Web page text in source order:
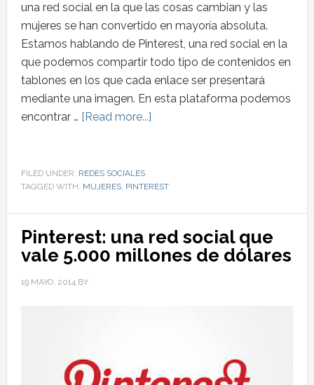
una red social en la que las cosas cambian y las
mujeres se han convertido en mayoría absoluta.
Estamos hablando de Pinterest, una red social en la
que podemos compartir todo tipo de contenidos en
tablones en los que cada enlace ser presentará
mediante una imagen. En esta plataforma podemos
encontrar … [Read more...]
FILED UNDER: REDES SOCIALES
TAGGED WITH: MUJERES, PINTEREST
Pinterest: una red social que
vale 5.000 millones de dólares
19 MAYO, 2014BY